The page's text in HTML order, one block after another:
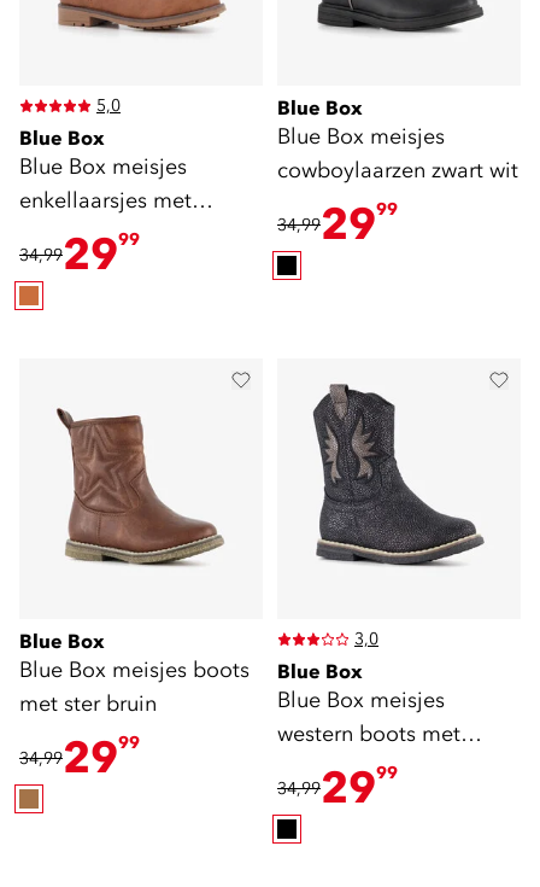
5,0
Blue Box
Blue Box meisjes
enkellaarsjes met
luipaardprint cognac
34,992999
Blue Box
Blue Box meisjes
cowboylaarzen zwart wit
34,992999
Blue Box
Blue Box meisjes boots
met ster bruin
34,992999
3,0
Blue Box
Blue Box meisjes
western boots met
glitters zwart
34,992999